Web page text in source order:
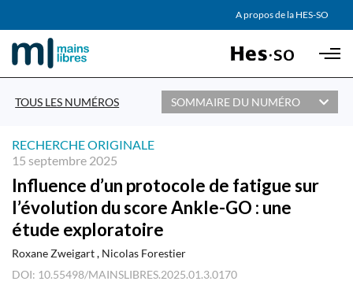
Skip to main content
A propos de la HES-SO
PARTENAIRES
TOUS LES NUMÉROS SOMMAIRE DU NUMÉRO
RECHERCHE ORIGINALE
15 septembre 2025
Influence d’un protocole de fatigue sur
l’évolution du score Ankle-GO : une
étude exploratoire
Roxane Zweigart Nicolas Forestier
DOI: 10.55498/MAINSLIBRES.2025.01.3.0170